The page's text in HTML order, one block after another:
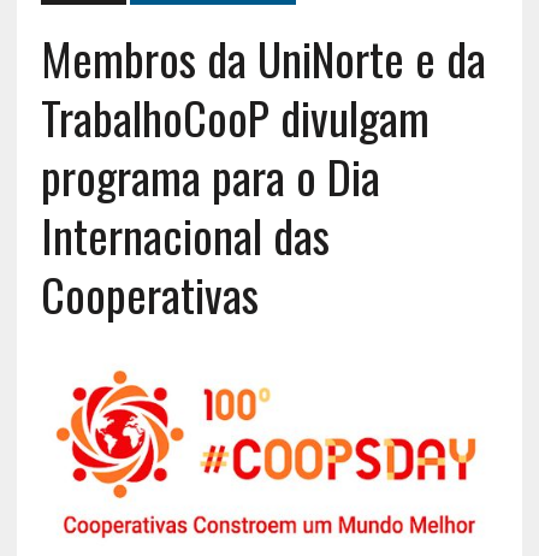
Membros da UniNorte e da
TrabalhoCooP divulgam
programa para o Dia
Internacional das
Cooperativas